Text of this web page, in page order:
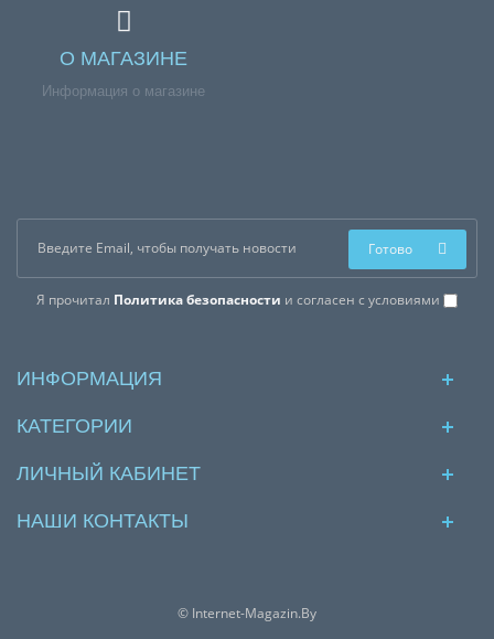
О МАГАЗИНЕ
Информация о магазине
Я прочитал Политика безопасности и согласен с условиями
Готово
ИНФОРМАЦИЯ
КАТЕГОРИИ
ЛИЧНЫЙ КАБИНЕТ
НАШИ КОНТАКТЫ
© Internet-Magazin.By